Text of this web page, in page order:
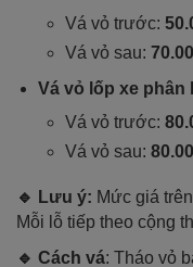
Vá vỏ trước:
Vá vỏ sau:
Vá vỏ lốp xe phân
Vá vỏ trước: 8
Vá vỏ sau: 8
🔹 Lưu ý: Mức giá
Mỗi lỗ tiếp theo cộng
🔹 Cách vá: Tháo vỏ